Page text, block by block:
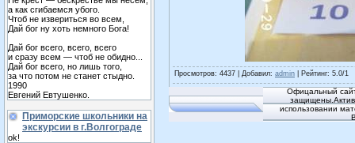
а как сгибаемся убого.
Чтоб не извериться во всем,
Дай бог ну хоть немного Бога!
Дай бог всего, всего, всего
и сразу всем — чтоб не обидно...
Дай бог всего, но лишь того,
за что потом не станет стыдно.
1990
Евгений Евтушенко.
Приморские школьники на
экскурсии в г.Волгограде
ok!
Просмотров: 4437 | Добавил: admin Рейтинг: 5.0/1
Офицальный
использовании